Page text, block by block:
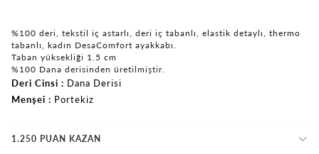
%100 deri, tekstil iç astarlı, deri iç tabanlı, elastik detaylı, thermo
tabanlı, kadın DesaComfort ayakkabı.
Taban yüksekliği 1.5 cm
%100 Dana derisinden üretilmiştir.
Deri Cinsi
Dana Derisi
Menşei
Portekiz
1.250 PUAN KAZAN